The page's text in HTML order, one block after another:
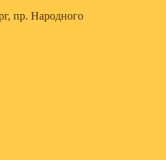
пр. Народного